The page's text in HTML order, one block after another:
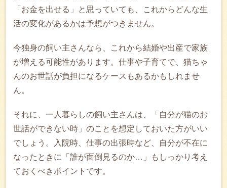
「お金を出せる」と思っていても、これからどんな生
活の変化があるかは予想がつきません。
今独身の飼い主さんなら、これから結婚や出産で家族
が増える可能性があります。仕事や子育てで、猫ちゃ
んのお世話が負担になるケースもあるかもしれませ
ん。
それに、一人暮らしの飼い主さんは、「自分が猫のお
世話ができない時」のことを想定しておいた方がいい
でしょう。入院時、仕事の出張時など、自分が不在に
なったときに「誰が面倒見るのか…」もしっかり考え
ておくべきポイントです。